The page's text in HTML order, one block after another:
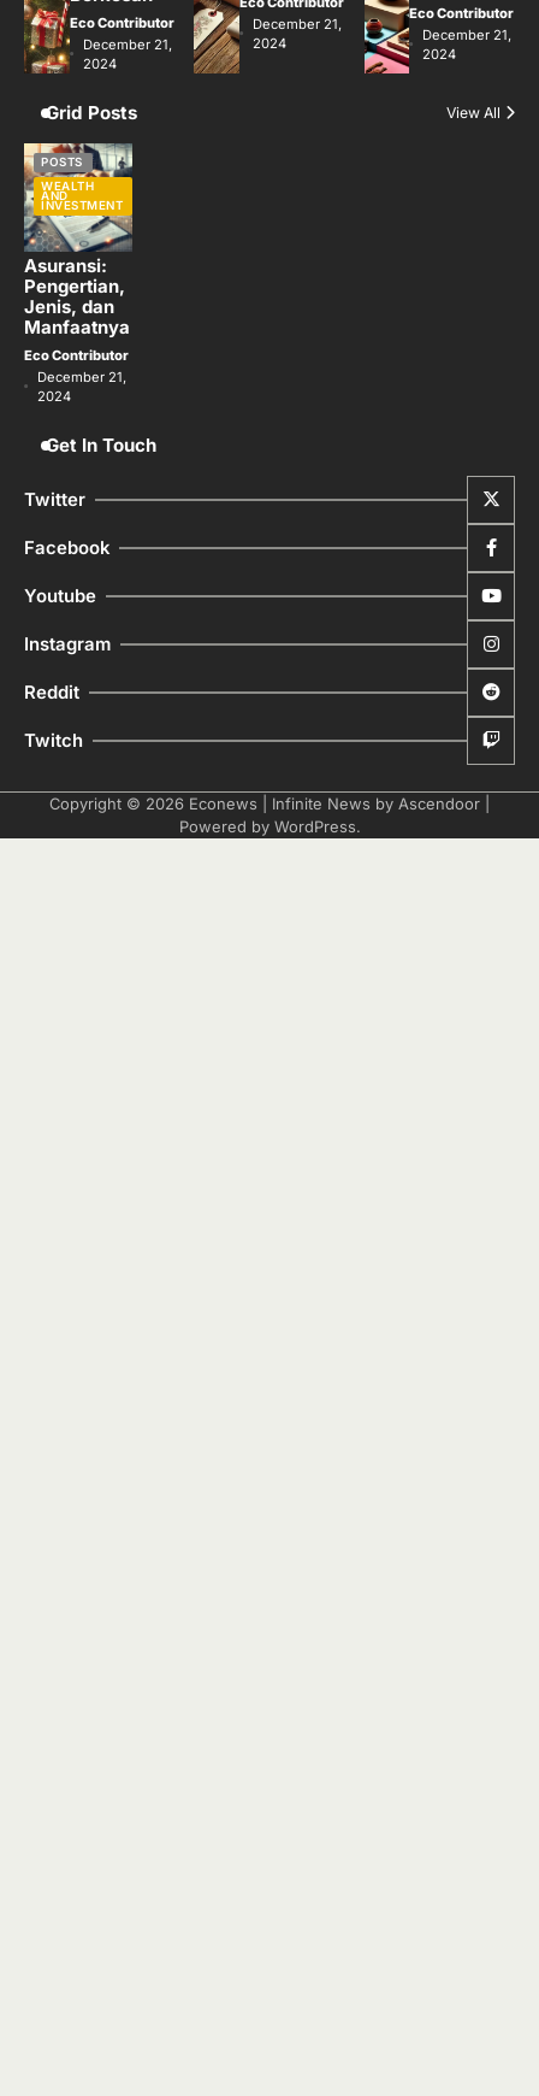
Eco Contributor
December 21,
2024
December 21,
2024
Eco Contributor
December 21,
2024
Grid Posts View All
POSTS
WEALTH
AND
INVESTMENT
Asuransi:
Pengertian,
Jenis, dan
Manfaatnya
Eco Contributor
December 21,
2024
Get In Touch
Twitter
Facebook
Youtube
Instagram
Reddit
Twitch
Copyright © 2026 Econews | Infinite News by Ascendoor
Powered by WordPress.